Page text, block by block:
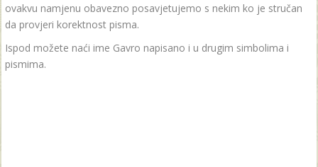
ovakvu namjenu obavezno posavjetujemo s nekim ko je stručan
da provjeri korektnost pisma.
Ispod možete naći ime Gavro napisano i u drugim simbolima i
pismima.